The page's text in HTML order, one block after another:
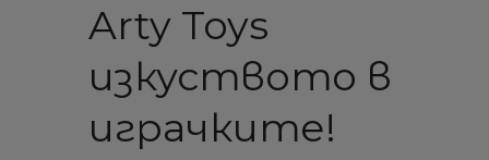
Arty Toys
изкуството в
играчките!